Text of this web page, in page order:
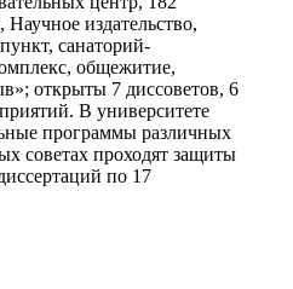
издательство,
санаторий-
общежитие,
открыты 7 диссоветов, 6
В университете
программы различных
советах проходят защиты
по 17